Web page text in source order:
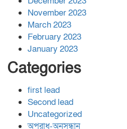
November 2023
March 2023
February 2023
January 2023
Categories
first lead
Second lead
Uncategorized
অপরাধ-অনুসন্ধান